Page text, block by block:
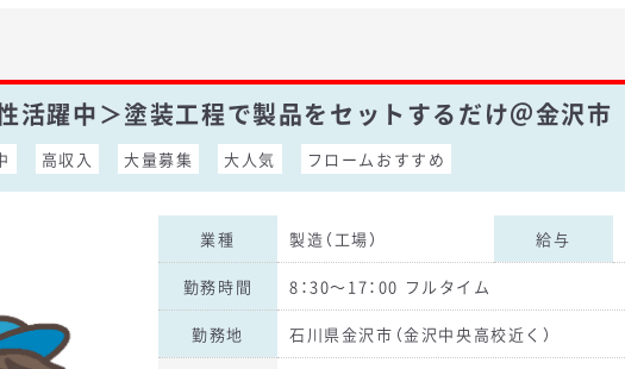
活躍中＞塗装工程で製品をセットするだけ＠金沢市
高収入 大量募集 大人気 フロームおすすめ
業種 製造（工場） 給与
勤務時間 8：30～17：00 フルタイム
勤務地 石川県金沢市（金沢中央高校近く）